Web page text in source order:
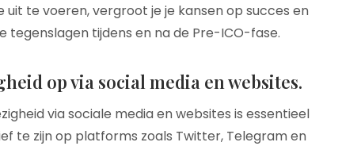
te voeren, vergroot je je kansen op succes en
tegenslagen tijdens en na de Pre-ICO-fase.
op via social media en websites.
via sociale media en websites is essentieel
te zijn op platforms zoals Twitter, Telegram en